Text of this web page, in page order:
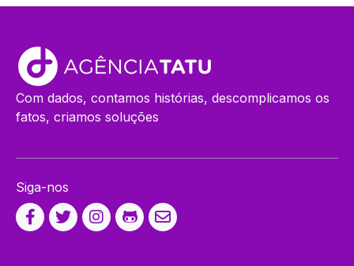
Com dados, contamos histórias, descomplicamos os
fatos, criamos soluções
Siga-nos